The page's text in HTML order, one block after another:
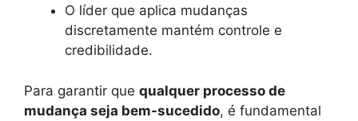
O líder que aplica mudanças
discretamente mantém controle e
credibilidade.
Para garantir que qualquer processo de
mudança seja bem-sucedido, é fundamental